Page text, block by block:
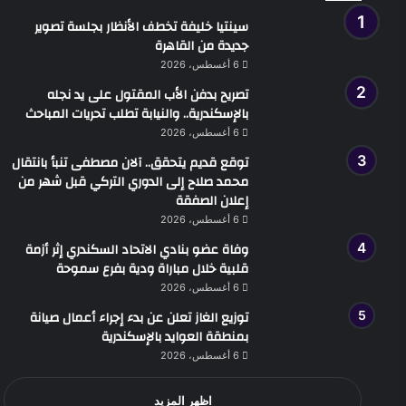
سينتيا خليفة تخطف الأنظار بجلسة تصوير
جديدة من القاهرة
6 أغسطس، 2026
تصريح بدفن الأب المقتول على يد نجله
بالإسكندرية.. والنيابة تطلب تحريات المباحث
6 أغسطس، 2026
توقع قديم يتحقق.. آلان مصطفى تنبأ بانتقال
محمد صلاح إلى الدوري التركي قبل شهر من
إعلان الصفقة
6 أغسطس، 2026
وفاة عضو بنادي الاتحاد السكندري إثر أزمة
قلبية خلال مباراة ودية بفرع سموحة
6 أغسطس، 2026
توزيع الغاز تعلن عن بدء إجراء أعمال صيانة
بمنطقة العوايد بالإسكندرية
6 أغسطس، 2026
اظهر المزيد